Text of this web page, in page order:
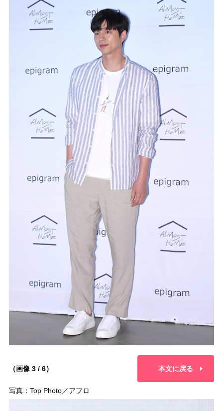
（画像 3 / 6） 本文に戻る
写真：Top Photo／アフロ